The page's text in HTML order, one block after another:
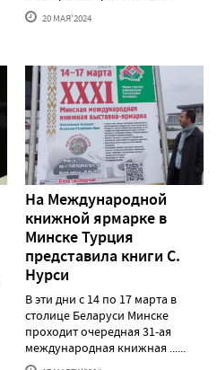
20 МАЯ'2024
На Международной
книжной ярмарке в
Минске Турция
представила книги С.
Нурси
В эти дни с 14 по 17 марта в
столице Беларуси Минске
проходит очередная 31-ая
международная книжная ......